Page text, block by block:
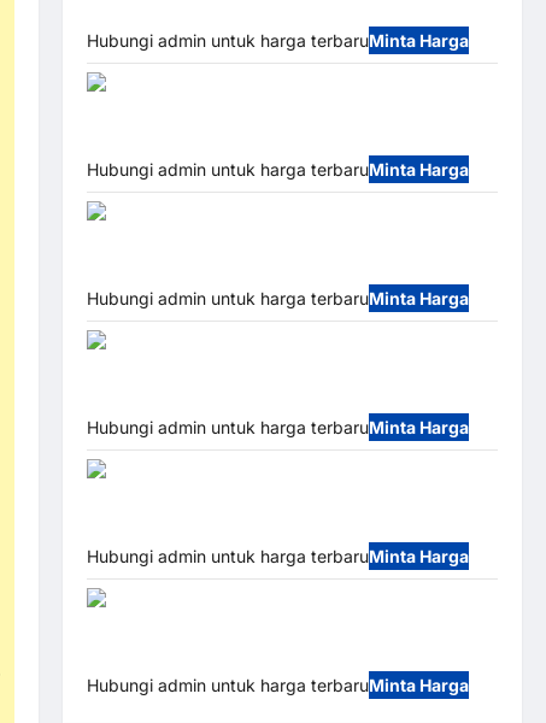
Hubungi admin untuk harga terbaruMinta Harga
Hubungi admin untuk harga terbaruMinta Harga
Hubungi admin untuk harga terbaruMinta Harga
Hubungi admin untuk harga terbaruMinta Harga
Hubungi admin untuk harga terbaruMinta Harga
Hubungi admin untuk harga terbaruMinta Harga